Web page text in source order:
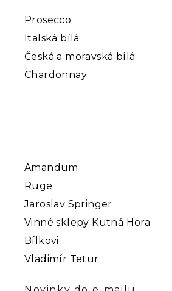
Prosecco
Italská bílá
Česká a moravská bílá
Chardonnay
Amandum
Ruge
Jaroslav Springer
Vinné sklepy Kutná Hora
Bílkovi
Vladimír Tetur